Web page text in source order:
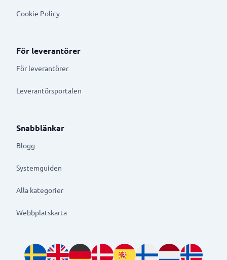
Cookie Policy
För leverantörer
För leverantörer
Leverantörsportalen
Snabblänkar
Blogg
Systemguiden
Alla kategorier
Webbplatskarta